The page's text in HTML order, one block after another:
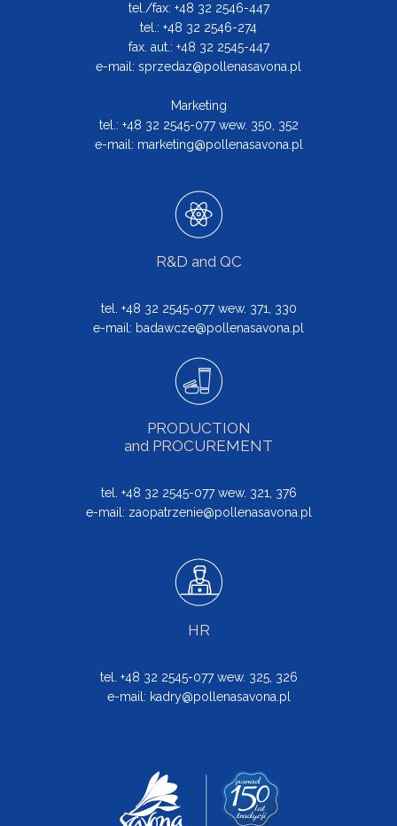
tel./fax: +48 32 2546-447
tel.: +48 32 2546-274
fax. aut.: +48 32 2545-447
e-mail: sprzedaz@pollenasavona.pl
Marketing
tel.: +48 32 2545-077 wew. 350, 352
e-mail: marketing@pollenasavona.pl
R&D and QC
tel. +48 32 2545-077 wew. 371, 330
e-mail: badawcze@pollenasavona.pl
PRODUCTION
and PROCUREMENT
tel. +48 32 2545-077 wew. 321, 376
e-mail: zaopatrzenie@pollenasavona.pl
HR
tel. +48 32 2545-077 wew. 325, 326
e-mail: kadry@pollenasavona.pl